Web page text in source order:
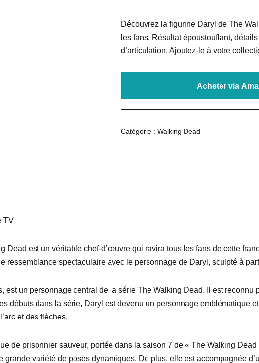
Découvrez la figurine Daryl de The
les fans. Résultat époustouflant,
d’articulation. Ajoutez-le à votre
Acheter via
Catégorie :Walking Dead
TV
Dead est un véritable chef-d’œuvre qui ravira tous les fans de cette
ressemblance spectaculaire avec le personnage de Daryl, sculpté à
est un personnage central de la série The Walking Dead. Il est reconnu
débuts dans la série, Daryl est devenu un personnage emblématique
et des flèches.
de prisonnier sauveur, portée dans la saison 7 de « The Walking
grande variété de poses dynamiques. De plus, elle est accompagnée